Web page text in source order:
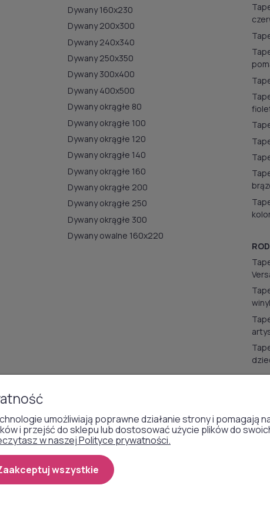
Dywany 160x230
Dywany 200x300
Dywany 240x340
Dywany 250x350
Dywany 300x400
Dywany 400x500
Dywany okrągłe 80
Dywany okrągłe 100
Dywany okrągłe 120
Dywany okrągłe 140
Dywany okrągłe 160
Dywany okrągłe 200
Dywany okrągłe 250
Dywany okrągłe 300
Dywany owalne 160x220
klientów: Metody płatności:
umożliwiają poprawne działanie strony i
i przejść do sklepu lub dostosować użycie plików do
w naszej Polityce prywatności.
wszystkie